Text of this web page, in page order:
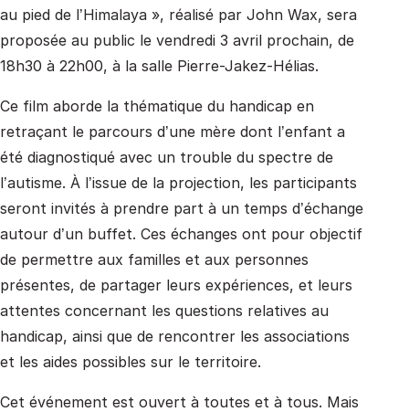
au pied de l’Himalaya », réalisé par John Wax, sera
proposée au public le vendredi 3 avril prochain, de
18h30 à 22h00, à la salle Pierre-Jakez-Hélias.
Ce film aborde la thématique du handicap en
retraçant le parcours d’une mère dont l’enfant a
été diagnostiqué avec un trouble du spectre de
l’autisme. À l’issue de la projection, les participants
seront invités à prendre part à un temps d’échange
autour d’un buffet. Ces échanges ont pour objectif
de permettre aux familles et aux personnes
présentes, de partager leurs expériences, et leurs
attentes concernant les questions relatives au
handicap, ainsi que de rencontrer les associations
et les aides possibles sur le territoire.
Cet événement est ouvert à toutes et à tous. Mais